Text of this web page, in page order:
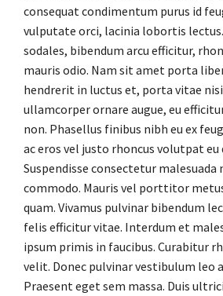
consequat condimentum purus id
vulputate orci, lacinia lobortis
sodales, bibendum arcu efficitur,
mauris odio. Nam sit amet porta
hendrerit in luctus et, porta vitae
ullamcorper ornare augue, eu
non. Phasellus finibus nibh eu ex
ac eros vel justo rhoncus volutpat eu
Suspendisse consectetur malesuada
commodo. Mauris vel porttitor
quam. Vivamus pulvinar bibendum
felis efficitur vitae. Interdum et
ipsum primis in faucibus. Curabitur
velit. Donec pulvinar vestibulum leo
Praesent eget sem massa. Duis